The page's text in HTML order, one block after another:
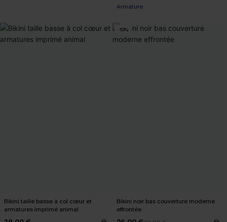
Armature
Bikini taille basse à col cœur et
armatures imprimé animal
-10%
Bikini noir bas couverture moderne
effrontée